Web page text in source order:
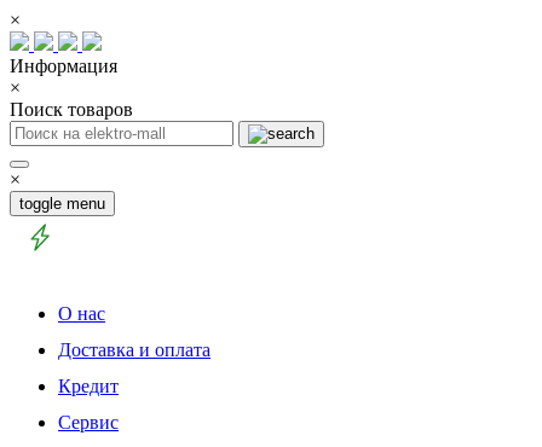
×
Информация
×
Поиск товаров
×
toggle menu
О нас
Доставка и оплата
Кредит
Сервис